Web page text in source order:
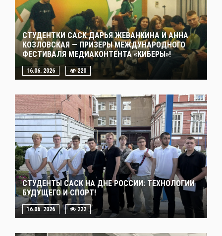
СТУДЕНТКИ САСК ДАРЬЯ ЖЕВАНКИНА И АННА
КОЗЛОВСКАЯ — ПРИЗЕРЫ МЕЖДУНАРОДНОГО
ФЕСТИВАЛЯ МЕДИАКОНТЕНТА «КИБЕРЫ»!
16.06. 2026 220
СТУДЕНТЫ САСК НА ДНЕ РОССИИ: ТЕХНОЛОГИИ
БУДУЩЕГО И СПОРТ!
16.06. 2026 222